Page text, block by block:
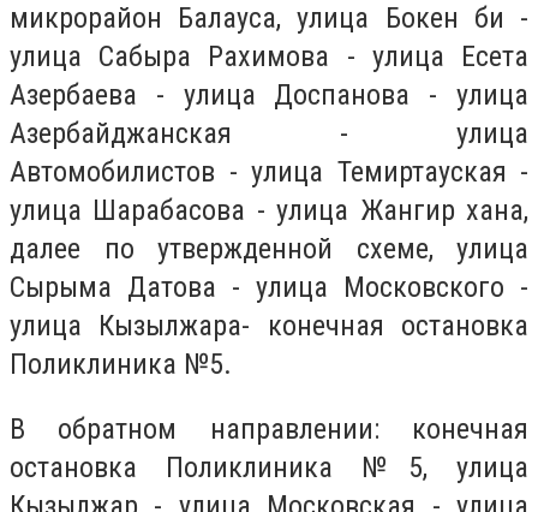
микрорайон Балауса, улица Бокен би -
улица Сабыра Рахимова - улица Есета
Азербаева - улица Доспанова - улица
Азербайджанская - улица
Автомобилистов - улица Темиртауская -
улица Шарабасова - улица Жангир хана,
далее по утвержденной схеме, улица
Сырыма Датова - улица Московского -
улица Кызылжара- конечная остановка
Поликлиника №5.
В обратном направлении: конечная
остановка Поликлиника №5, улица